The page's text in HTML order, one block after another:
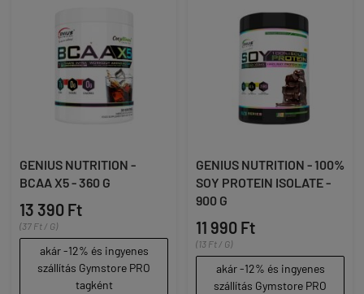
GENIUS NUTRITION -
BCAA X5 - 360 G
13 390 Ft
(37 Ft / G)
akár -12% és ingyenes
szállítás Gymstore PRO
tagként
GENIUS NUTRITION - 100%
SOY PROTEIN ISOLATE -
900 G
11 990 Ft
(13 Ft / G)
akár -12% és ingyenes
szállítás Gymstore PRO